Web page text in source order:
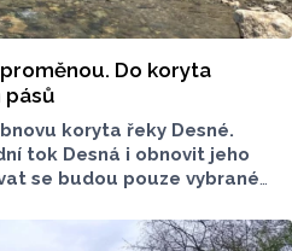
Do koryta
pásů
koryta řeky Desné.
tok Desná i obnovit jeho
se budou pouze vybrané